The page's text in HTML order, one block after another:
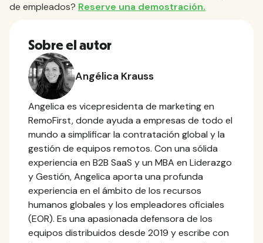
de empleados? Reserve una demostración.
Sobre el autor
Angélica Krauss
Angelica es vicepresidenta de marketing en
RemoFirst, donde ayuda a empresas de todo el
mundo a simplificar la contratación global y la
gestión de equipos remotos. Con una sólida
experiencia en B2B SaaS y un MBA en Liderazgo
y Gestión, Angelica aporta una profunda
experiencia en el ámbito de los recursos
humanos globales y los empleadores oficiales
(EOR). Es una apasionada defensora de los
equipos distribuidos desde 2019 y escribe con